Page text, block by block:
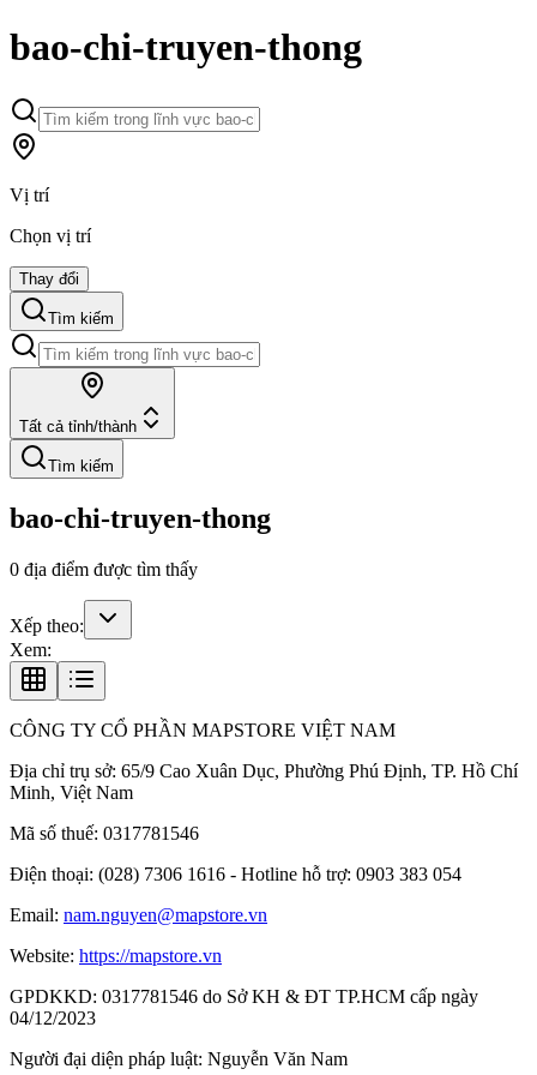
bao-chi-truyen-thong
Vị trí
Chọn vị trí
Thay đổi
Tìm kiếm
Tất cả tỉnh/thành
Tìm kiếm
bao-chi-truyen-thong
0 địa điểm được tìm thấy
Xếp theo:
Xem:
CÔNG TY CỔ PHẦN MAPSTORE VIỆT NAM
Địa chỉ trụ sở: 65/9 Cao Xuân Dục, Phường Phú Định, TP. Hồ Chí
Minh, Việt Nam
Mã số thuế: 0317781546
Điện thoại: (028) 7306 1616 - Hotline hỗ trợ: 0903 383 054
Email: nam.nguyen@mapstore.vn
Website: https://mapstore.vn
GPDKKD: 0317781546 do Sở KH & ĐT TP.HCM cấp ngày
04/12/2023
Người đại diện pháp luật: Nguyễn Văn Nam